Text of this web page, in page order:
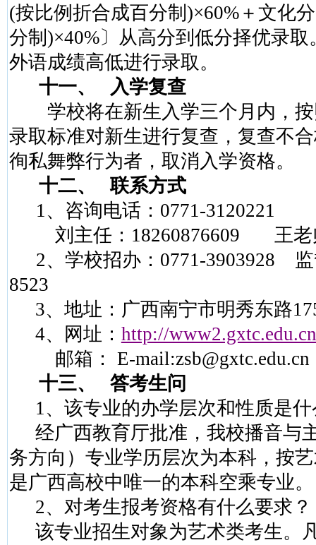
(按比例折合成百分制 )×60%＋文化分
分制 )×40%〕从高分到低分择优录取
外语成绩高低进行录取。
十一、
入学复查
学校将在新生入学三个月内，按
录取标准对新生进行复查，复查不
徇私舞弊行为者，取消入学资格。
十二、
联系方式
1、咨询电话： 0771-3120221
刘主任： 18260876609 王
2、学校招办： 0771-3903928
8523
3、地址：广西南宁市明秀东路
4、网址： http://
邮箱： E-mail:zsb@gxtc.edu.cn
十三、
答考生问
1、该专业的办学层次和性质是
经广西教育厅批准，我校播音与
务方向）专业学历层次为本科，按
是广西高校中唯一的本科空乘专业。
2、对考生报考资格有什么要求？
该专业招生对象为艺术类考生。